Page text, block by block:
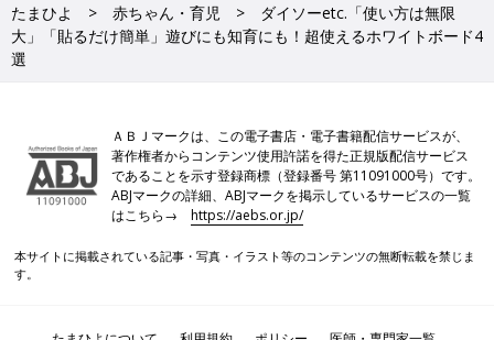
ぴったりのホワイトボードを見つけて親子で楽しんでみてくださ
いね！
(文・相葉)
保育一筋20数年。現在は小5・小1男児の子育てに奮闘しながら
パート保育士として小規模園に勤務し、かわいい乳児さんたちに
癒される毎日。とにかくラクして暮らしたいという考えから、超
おおざっぱでズボラな性格ながら「整理収納アドバイザー2級」
を取得。自分も家族もスムーズに暮らせる収納を目指していま
す！
たまひよ 赤ちゃん・育児
ダイソーetc.「使い方は無限
大」「貼るだけ簡単」遊びにも知育にも！超使えるホワイトボード4
選
ＡＢＪマークは、この電子書店・電子書籍配信サービスが、
著作権者からコンテンツ使用許諾を得た正規版配信サービス
であることを示す登録商標（登録番号 第11091000号）です。
ABJマークの詳細、ABJマークを掲示しているサービスの一覧
はこちら→https://aebs.or.jp/
本サイトに掲載されている記事・写真・イラスト等のコンテンツの無断転載を禁じま
す。